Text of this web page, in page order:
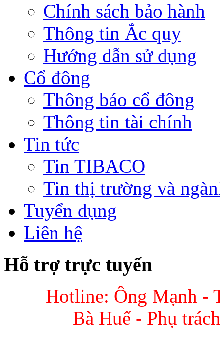
Chính sách bảo hành
Thông tin Ắc quy
Hướng dẫn sử dụng
Cổ đông
Thông báo cổ đông
Thông tin tài chính
Tin tức
Tin TIBACO
Tin thị trường và
Tuyển dụng
Liên hệ
Hỗ trợ trực tuyến
Hotline: Ông Mạnh -
Bà Huế - Phụ